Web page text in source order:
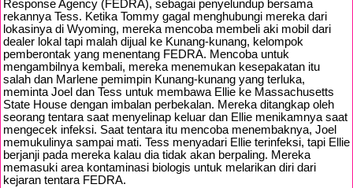
Response Agency (FEDRA), sebagai penyelundup bersama
rekannya Tess. Ketika Tommy gagal menghubungi mereka dari
lokasinya di Wyoming, mereka mencoba membeli aki mobil dari
dealer lokal tapi malah dijual ke Kunang-kunang, kelompok
pemberontak yang menentang FEDRA. Mencoba untuk
mengambilnya kembali, mereka menemukan kesepakatan itu
salah dan Marlene pemimpin Kunang-kunang yang terluka,
meminta Joel dan Tess untuk membawa Ellie ke Massachusetts
State House dengan imbalan perbekalan. Mereka ditangkap oleh
seorang tentara saat menyelinap keluar dan Ellie menikamnya saat
mengecek infeksi. Saat tentara itu mencoba menembaknya, Joel
memukulinya sampai mati. Tess menyadari Ellie terinfeksi, tapi Ellie
berjanji pada mereka kalau dia tidak akan berpaling. Mereka
memasuki area kontaminasi biologis untuk melarikan diri dari
kejaran tentara FEDRA.